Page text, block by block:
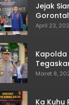
Jejak
Terkuak
April 23,
Terus
Maret 8,
Ka Kuhu